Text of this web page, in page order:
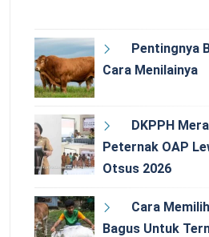
Pentingnya
Cara Menilainya
DKPPH
Peternak OAP
Otsus 2026
Cara
Bagus Untuk